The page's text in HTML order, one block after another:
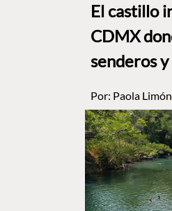
El castillo
CDMX
senderos
Por: Paola Limón